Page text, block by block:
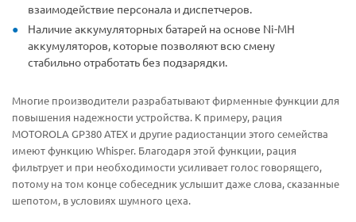
взаимодействие персонала и диспетчеров.
Наличие аккумуляторных батарей на основе Ni-MH
аккумуляторов, которые позволяют всю смену
стабильно отработать без подзарядки.
Многие производители разрабатывают фирменные функции для
повышения надежности устройства. К примеру, рация
MOTOROLA GP380 ATEX и другие радиостанции этого семейства
имеют функцию Whisper. Благодаря этой функции, рация
фильтрует и при необходимости усиливает голос говорящего,
потому на том конце собеседник услышит даже слова, сказанные
шепотом, в условиях шумного цеха.